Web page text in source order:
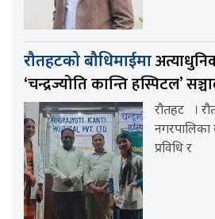
रौतहटको बौधिमाईमा
‘चन्द्रज्योति कान्ति हस्पिटल’
रौतहट ।
प्रविधि र